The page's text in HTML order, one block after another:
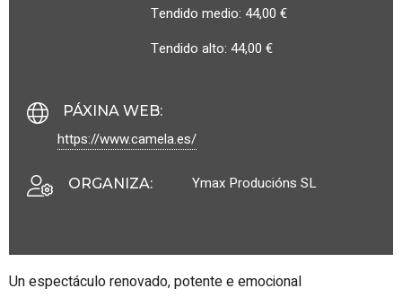
Tendido medio: 44,00 €
Tendido alto: 44,00 €
PÁXINA WEB:
https://www.camela.es/
ORGANIZA: Ymax Producións SL
Un espectáculo renovado, potente e emocional